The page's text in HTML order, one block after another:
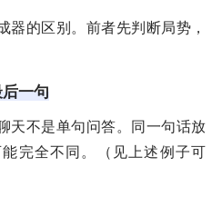
器的区别。前者先判断局势，
一句
天不是单句问答。同一句话放
完全不同。（见上述例子可